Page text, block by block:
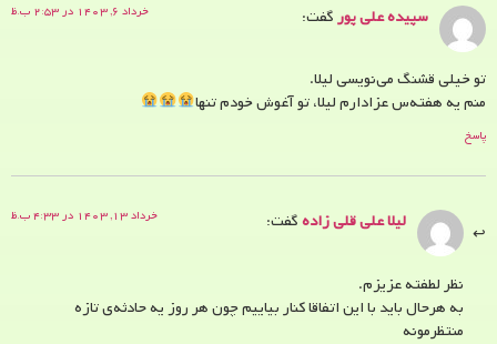
سپیده علی پورگفت: خرداد ۶, ۱۴۰۳ در ۲:۵۳ ب.ظ
تو خیلی قشنگ می‌نویسی لیلا.
منم یه هفته‌س عزادارم لیلا، تو آغوش خودم تنها
پاسخ
لیلا علی قلی زادهگفت: خرداد ۱۳, ۱۴۰۳ در ۴:۳۳ ب.ظ
نظر لطفته عزیزم.
به هرحال باید با این اتفاقا کنار بیاییم چون هر روز یه حادثه‌ی تازه
منتظرمونه